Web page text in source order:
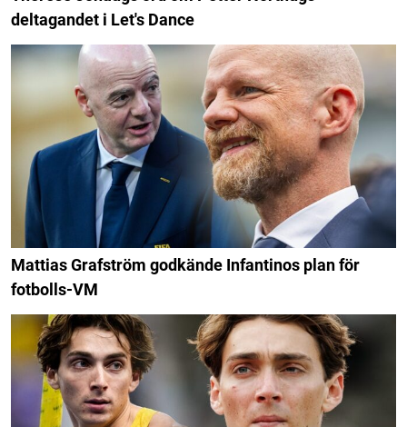
deltagandet i Let's Dance
Mattias Grafström godkände Infantinos plan för
fotbolls-VM